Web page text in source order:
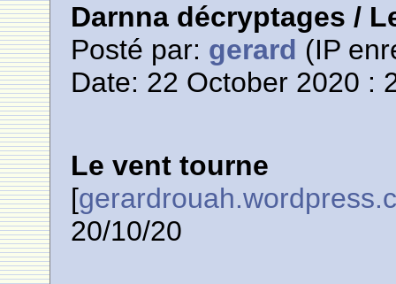
Darnna décryptages /
Posté par: gerard (IP
Date: 22 October 2020 :
Le vent tourne
[
20/10/20